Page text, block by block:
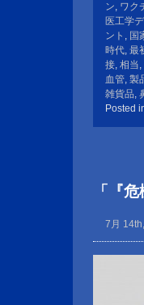
ン, ワク
医工学
ント , 国
時代, 最
接, 相当,
血管, 製
雑貨品,
Posted
「『
7月